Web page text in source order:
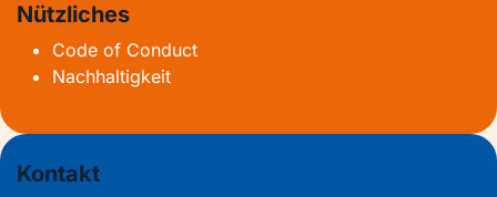
Nützliches
Code of Conduct
Nachhaltigkeit
Kontakt